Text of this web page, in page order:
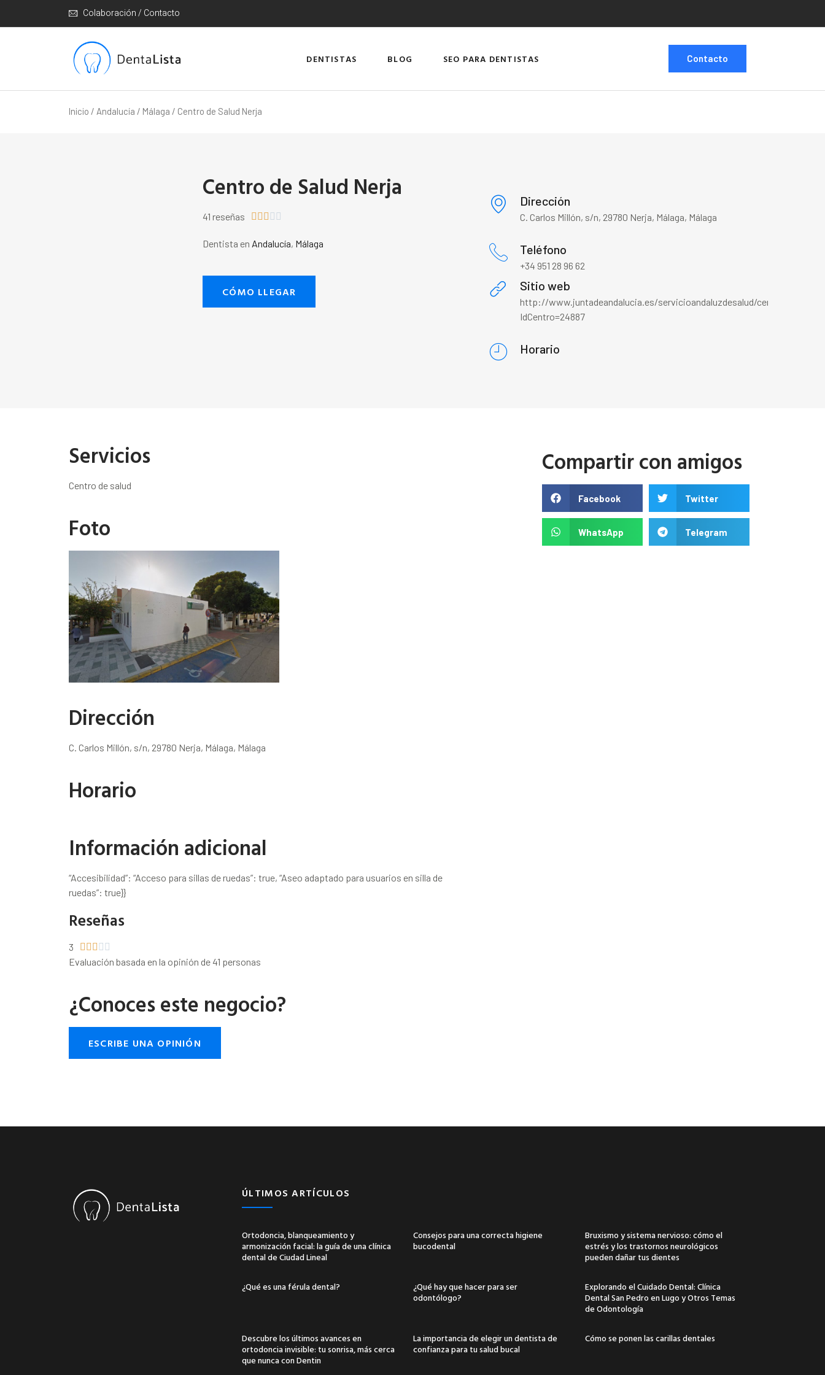
Colaboración / Contacto
DENTISTAS BLOG SEO PARA DENTISTAS Contacto
Inicio / Andalucía / Málaga / Centro de Salud Nerja
Centro de Salud Nerja
41 reseñas     
Dentista en Andalucía, Málaga
CÓMO LLEGAR
Dirección
C. Carlos Millón, s/n, 29780 Nerja, Málaga, Málaga
Teléfono
+34 951 28 96 62
Sitio web
http://www.juntadeandalucia.es/servicioandaluzdesalud/centros/
IdCentro=24887
Horario
Servicios
Centro de salud
Foto
Dirección
C. Carlos Millón, s/n, 29780 Nerja, Málaga, Málaga
Horario
Información adicional
“Accesibilidad”: “Acceso para sillas de ruedas”: true, “Aseo adaptado para usuarios en silla de
ruedas”: true}}
Reseñas
3     
Evaluación basada en la opinión de 41 personas
¿Conoces este negocio?
ESCRIBE UNA OPINIÓN
Compartir con amigos
Facebook Twitter
WhatsApp Telegram
ÚLTIMOS ARTÍCULOS
Ortodoncia, blanqueamiento y
armonización facial: la guía de una clínica
dental de Ciudad Lineal
Consejos para una correcta higiene
bucodental
Bruxismo y sistema nervioso: cómo el
estrés y los trastornos neurológicos
pueden dañar tus dientes
¿Qué es una férula dental?
¿Qué hay que hacer para ser
odontólogo?
Explorando el Cuidado Dental: Clínica
Dental San Pedro en Lugo y Otros Temas
de Odontología
Descubre los últimos avances en
ortodoncia invisible: tu sonrisa, más cerca
que nunca con Dentin
La importancia de elegir un dentista de
confianza para tu salud bucal
Cómo se ponen las carillas dentales